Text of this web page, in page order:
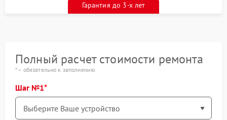
Гарантия до 3-х лет
Полный расчет стоимости ремонта
* – обязательно к заполнению
Шаг №1